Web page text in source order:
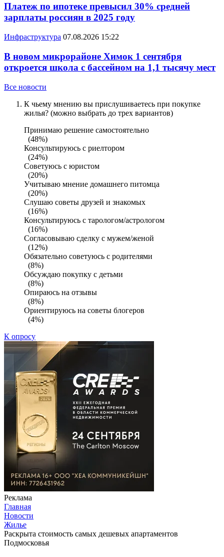
Платеж по ипотеке превысил 30% средней
зарплаты россиян в 2025 году
Инфраструктура 07.08.2026 15:22
В новом микрорайоне Химок 1 сентября
откроется школа с бассейном на 1,1 тысячу мест
Все новости
К чьему мнению вы прислушиваетесь при покупке
жилья? (можно выбрать до трех вариантов)
Принимаю решение самостоятельно
(48%)
Консультируюсь с риелтором
(24%)
Советуюсь с юристом
(20%)
Учитываю мнение домашнего питомца
(20%)
Слушаю советы друзей и знакомых
(16%)
Консультируюсь с тарологом/астрологом
(16%)
Согласовываю сделку с мужем/женой
(12%)
Обязательно советуюсь с родителями
(8%)
Обсуждаю покупку с детьми
(8%)
Опираюсь на отзывы
(8%)
Ориентируюсь на советы блогеров
(4%)
К опросу
Реклама
Главная
Новости
Жилье
Раскрыта стоимость самых дешевых апартаментов
Подмосковья